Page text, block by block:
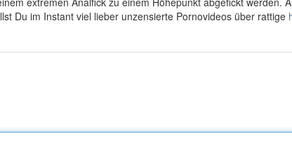
Du im Instant viel lieber unzensierte Pornovideos über rattige